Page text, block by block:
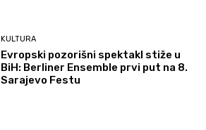
KULTURA
Evropski pozorišni spektakl stiže u
BiH: Berliner Ensemble prvi put na 8.
Sarajevo Festu